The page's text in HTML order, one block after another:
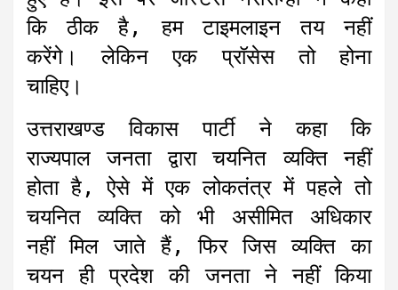
कि ठीक है, हम टाइमलाइन तय नहीं
करेंगे। लेकिन एक प्रॉसेस तो होना
चाहिए।
उत्तराखण्ड विकास पार्टी ने कहा कि
राज्यपाल जनता द्वारा चयनित व्यक्ति नहीं
होता है, ऐसे में एक लोकतंत्र में पहले तो
चयनित व्यक्ति को भी असीमित अधिकार
नहीं मिल जाते हैं, फिर जिस व्यक्ति का
चयन ही प्रदेश की जनता ने नहीं किया